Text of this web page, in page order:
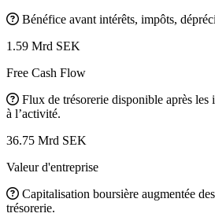
Bénéfice avant intérêts, impôts,
1.59 Mrd SEK
Free Cash Flow
Flux de trésorerie disponible après les
à l’activité.
36.75 Mrd SEK
Valeur d'entreprise
Capitalisation boursière augmentée
trésorerie.